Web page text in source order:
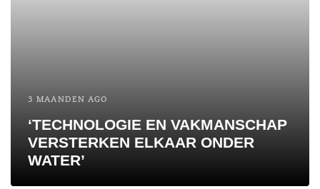
3 MAANDEN AGO
‘TECHNOLOGIE EN VAKMANSCHAP
VERSTERKEN ELKAAR ONDER
WATER’